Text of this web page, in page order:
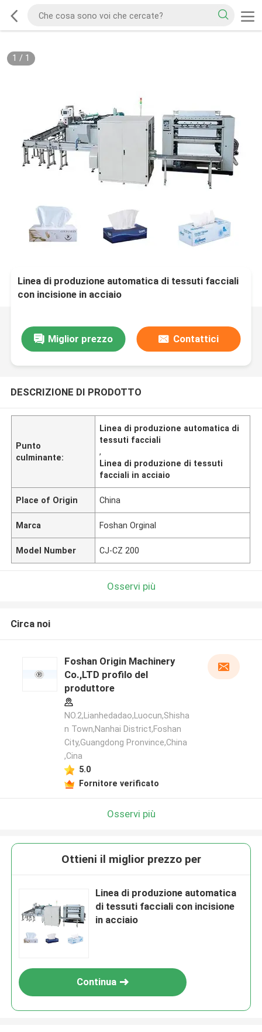
1 / 1
Linea di produzione automatica di tessuti facciali
con incisione in acciaio
Miglior prezzo Contattici
DESCRIZIONE DI PRODOTTO
Punto
culminante:
Linea di produzione automatica di
tessuti facciali
,
Linea di produzione di tessuti
facciali in acciaio
Place of Origin China
Marca Foshan Orginal
Model Number CJ-CZ 200
Osservi più
Circa noi
Foshan Origin Machinery
Co.,LTD profilo del
produttore
NO.2,Lianhedadao,Luocun,Shisha
n Town,Nanhai District,Foshan
City,Guangdong Pronvince,China
,Cina
5.0
Fornitore verificato
Osservi più
Ottieni il miglior prezzo per
Linea di produzione automatica
di tessuti facciali con incisione
in acciaio
Continua